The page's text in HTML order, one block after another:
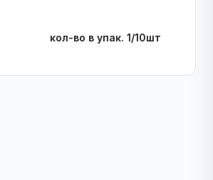
кол-во в упак. 1/10шт